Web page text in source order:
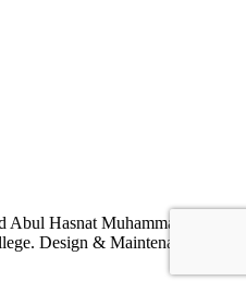
Hasnat Muhammad
Design & Maintenance by